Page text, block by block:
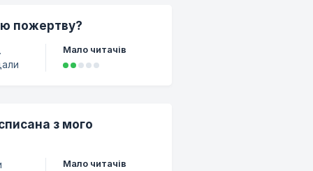
пожертву?
Мало читачів
з мого
Мало читачів